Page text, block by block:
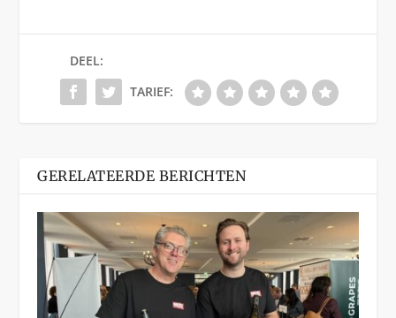
DEEL:
TARIEF:
GERELATEERDE BERICHTEN